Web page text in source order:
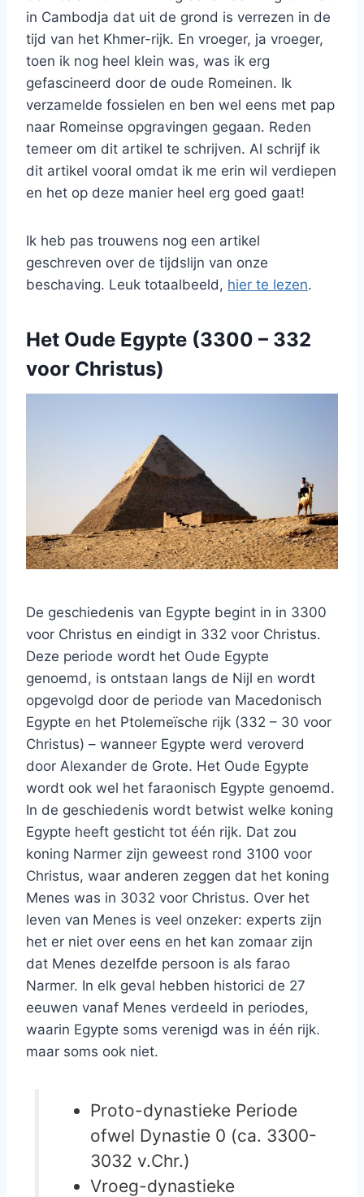
in Cambodja dat uit de grond is verrezen in de
tijd van het Khmer-rijk. En vroeger, ja vroeger,
toen ik nog heel klein was, was ik erg
gefascineerd door de oude Romeinen. Ik
verzamelde fossielen en ben wel eens met pap
naar Romeinse opgravingen gegaan. Reden
temeer om dit artikel te schrijven. Al schrijf ik
dit artikel vooral omdat ik me erin wil verdiepen
en het op deze manier heel erg goed gaat!
Ik heb pas trouwens nog een artikel
geschreven over de tijdslijn van onze
beschaving. Leuk totaalbeeld, hier te lezen.
Het Oude Egypte (3300 – 332
voor Christus)
De geschiedenis van Egypte begint in in 3300
voor Christus en eindigt in 332 voor Christus.
Deze periode wordt het Oude Egypte
genoemd, is ontstaan langs de Nijl en wordt
opgevolgd door de periode van Macedonisch
Egypte en het Ptolemeïsche rijk (332 – 30 voor
Christus) – wanneer Egypte werd veroverd
door Alexander de Grote. Het Oude Egypte
wordt ook wel het faraonisch Egypte genoemd.
In de geschiedenis wordt betwist welke koning
Egypte heeft gesticht tot één rijk. Dat zou
koning Narmer zijn geweest rond 3100 voor
Christus, waar anderen zeggen dat het koning
Menes was in 3032 voor Christus. Over het
leven van Menes is veel onzeker: experts zijn
het er niet over eens en het kan zomaar zijn
dat Menes dezelfde persoon is als farao
Narmer. In elk geval hebben historici de 27
eeuwen vanaf Menes verdeeld in periodes,
waarin Egypte soms verenigd was in één rijk.
maar soms ook niet.
Proto-dynastieke Periode
ofwel Dynastie 0 (ca. 3300-
3032 v.Chr.)
Vroeg-dynastieke